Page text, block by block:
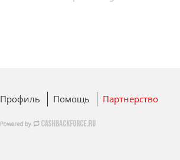
Профиль Помощь Партнерство